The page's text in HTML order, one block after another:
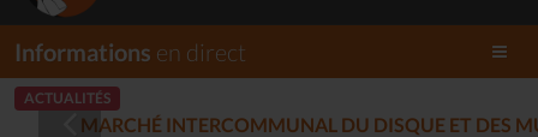
Informations en direct
ACTUALITÉS
LES ALLUMÉS DU